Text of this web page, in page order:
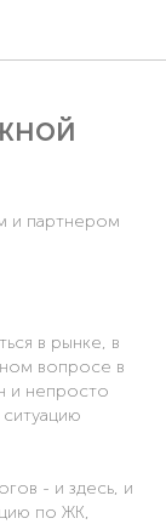
и партнером
в рынке, в
вопросе в
и непросто
- и здесь, и
по ЖК,